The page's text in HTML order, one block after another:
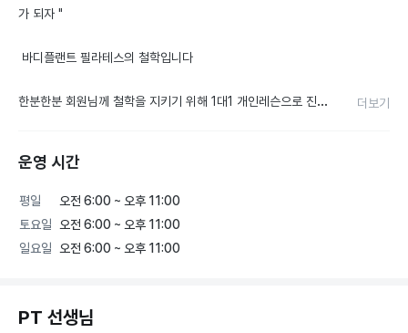
가 되자 "
바디플랜트 필라테스의 철학입니다
한분한분 회원님께 철학을 지키기 위해 1대1 개인레슨으로 진행
프라이빗 공간에서 필라테스의 즐거움과 내몸사용법에 대한 운
빠른 운동목적을 달성하여 성취감과 운동을 통한 자기애를 통해
생활의 크고 작은 스트레스를 이겨낼수 있는 회복탄력성을 키울
감사합니다     - 바디플랜트 필라테스 원장 김희윤 -
더보기
운영 시간
평일
오전 6:00 ~ 오후 11:00
토요일
오전 6:00 ~ 오후 11:00
일요일
오전 6:00 ~ 오후 11:00
PT 선생님